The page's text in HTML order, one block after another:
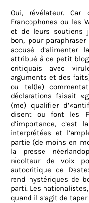
Oui, révélateur.
Francophones ou les
et de leurs soutiens
bon, pour
accusé d’alimenter
attribué à ce petit
critiquais avec
arguments et des
ou tel(le)
déclarations faisait
(me) qualifier
disent ou font les
d’importance, c’est
interprétées et
partie (de moins en
la presse
récolteur de voix
autocritique de
rend hystériques de
parti. Les
quand il s’agit de